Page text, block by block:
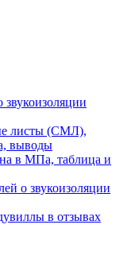
листы (СМЛ),
выводы
в МПа, таблица и
о звукоизоляции
в отзывах